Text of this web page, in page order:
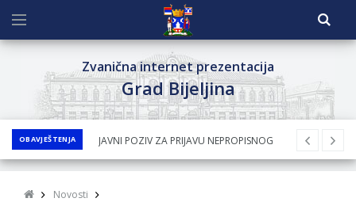
Zvanična internet prezentacija
Grad Bijeljina
OBAVJEŠTENJA
JAVNI POZIV ZA PRIJAVU NEPROPISNOG
ODLAGANjA OTPADA UZ DODJELU
Novosti